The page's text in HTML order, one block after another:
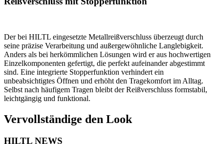
Der bei HILTL eingesetzte Metallreißverschluss überzeugt durch
seine präzise Verarbeitung und außergewöhnliche Langlebigkeit.
Anders als bei herkömmlichen Lösungen wird er aus hochwertigen
Einzelkomponenten gefertigt, die perfekt aufeinander abgestimmt
sind. Eine integrierte Stopperfunktion verhindert ein
unbeabsichtigtes Öffnen und erhöht den Tragekomfort im Alltag.
Selbst nach häufigem Tragen bleibt der Reißverschluss formstabil,
leichtgängig und funktional.
Vervollständige den Look
HILTL NEWS